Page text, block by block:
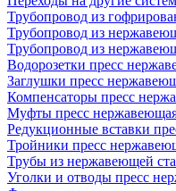
Трубопровод из
Трубопровод из
Трубопровод из
Водорозетки пресс
Заглушки пресс
Компенсаторы пресс
Муфты пресс нержавеющая
Редукционные вставки
Тройники пресс
Трубы из нержавеющей
Уголки и отводы пресс